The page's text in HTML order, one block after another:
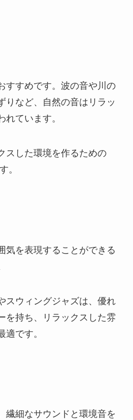
すすめです。波の音や川の
りなど、自然の音はリラッ
れています。
スした環境を作るための
。
気を表現することができる
スウィングジャズは、優れ
を持ち、リラックスした雰
適です。
繊細なサウンドと環境音を